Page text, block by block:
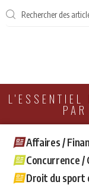
Affaires /
Concurrence
Droit du sport